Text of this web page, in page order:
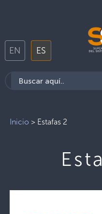
EN ES
Inicio > Estafas 2